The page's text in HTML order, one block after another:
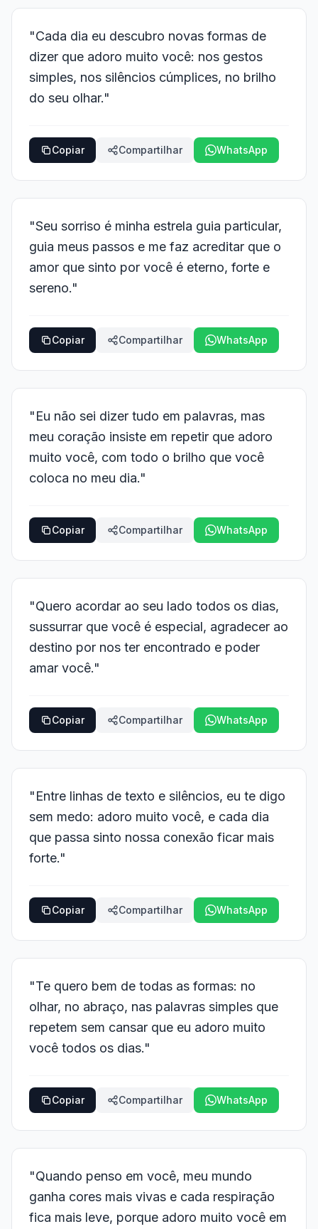
"Cada dia eu descubro novas formas de
dizer que adoro muito você: nos gestos
simples, nos silêncios cúmplices, no brilho
do seu olhar."
Copiar Compartilhar WhatsApp
"Seu sorriso é minha estrela guia particular,
guia meus passos e me faz acreditar que o
amor que sinto por você é eterno, forte e
sereno."
Copiar Compartilhar WhatsApp
"Eu não sei dizer tudo em palavras, mas
meu coração insiste em repetir que adoro
muito você, com todo o brilho que você
coloca no meu dia."
Copiar Compartilhar WhatsApp
"Quero acordar ao seu lado todos os dias,
sussurrar que você é especial, agradecer ao
destino por nos ter encontrado e poder
amar você."
Copiar Compartilhar WhatsApp
"Entre linhas de texto e silêncios, eu te digo
sem medo: adoro muito você, e cada dia
que passa sinto nossa conexão ficar mais
forte."
Copiar Compartilhar WhatsApp
"Te quero bem de todas as formas: no
olhar, no abraço, nas palavras simples que
repetem sem cansar que eu adoro muito
você todos os dias."
Copiar Compartilhar WhatsApp
"Quando penso em você, meu mundo
ganha cores mais vivas e cada respiração
fica mais leve, porque adoro muito você em